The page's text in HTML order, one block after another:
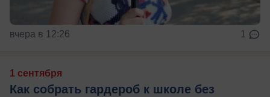
вчера в 12:26 1
1 сентября
Как собрать гардероб к школе без